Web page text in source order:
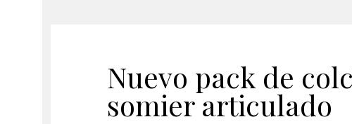
Nuevo pack de
somier articulado